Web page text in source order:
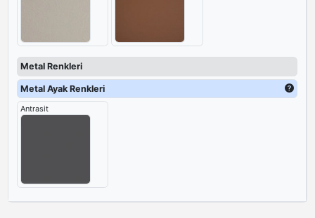
Metal Renkleri
Metal Ayak Renkleri
Antrasit